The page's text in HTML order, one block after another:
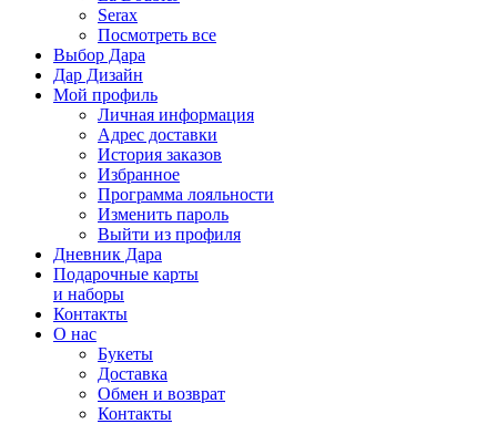
Serax
Посмотреть все
Выбор Дара
Дар Дизайн
Мой профиль
Личная информация
Адрес доставки
История заказов
Избранное
Программа лояльности
Изменить пароль
Выйти из профиля
Дневник Дара
Подарочные карты
и наборы
Контакты
О нас
Букеты
Доставка
Обмен и возврат
Контакты